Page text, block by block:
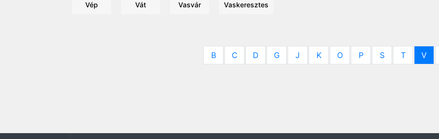
Vép Vát Vasvár Vaskeresztes
B C D G J K O P S T V